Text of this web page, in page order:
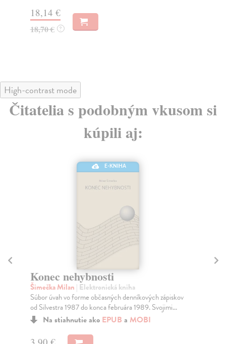
18,14 €
18,70 € ?
High-contrast mode
Čitatelia s podobným vkusom si
kúpili aj:
E-KNIHA
Konec nehybnosti
Šimečka Milan | Elektronická kniha
Súbor úvah vo forme občasných denníkových zápiskov
od Silvestra 1987 do konca februára 1989. Svojimi...
Na stiahnutie ako EPUB a MOBI